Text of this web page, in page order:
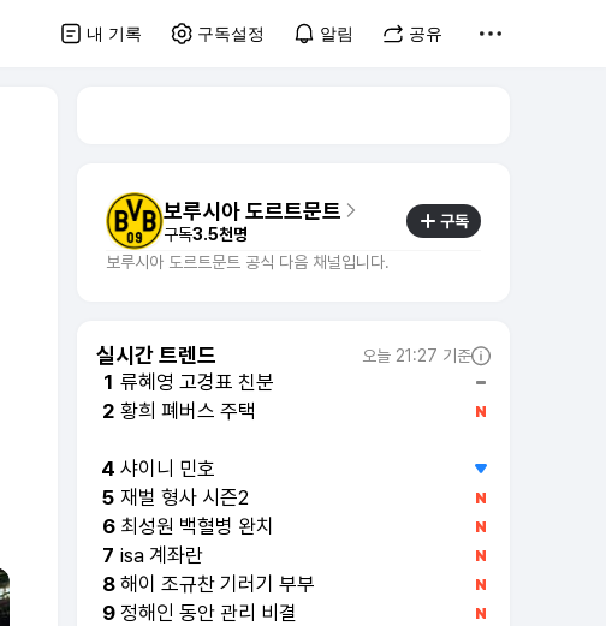
내 기록 구독설정 알림 공유
보루시아 도르트문트
구독3.5천명
구독
보루시아 도르트문트 공식 다음 채널입니다.
실시간 트렌드 오늘 21:27 기준
1 류혜영 고경표 친분
2 황희 폐버스 주택
4 샤이니 민호
5 재벌 형사 시즌2
6 최성원 백혈병 완치
7 isa 계좌란
8 해이 조규찬 기러기 부부
9 정해인 동안 관리 비결